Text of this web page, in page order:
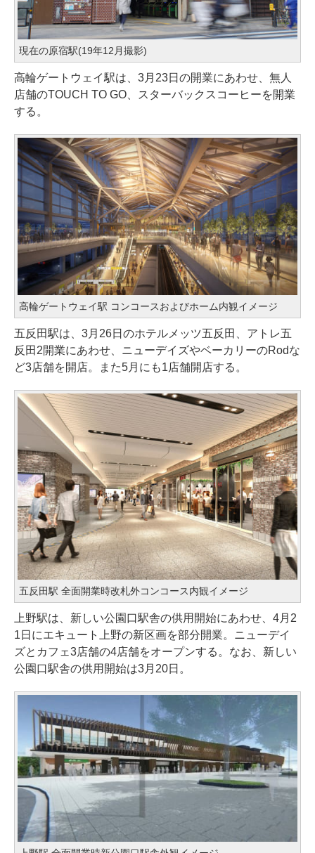
現在の原宿駅(19年12月撮影)
高輪ゲートウェイ駅は、3月23日の開業にあわせ、無人
店舗のTOUCH TO GO、スターバックスコーヒーを開業
する。
高輪ゲートウェイ駅 コンコースおよびホーム内観イメージ
五反田駅は、3月26日のホテルメッツ五反田、アトレ五
反田2開業にあわせ、ニューデイズやベーカリーのRodな
ど3店舗を開店。また5月にも1店舗開店する。
五反田駅 全面開業時改札外コンコース内観イメージ
上野駅は、新しい公園口駅舎の供用開始にあわせ、4月2
1日にエキュート上野の新区画を部分開業。ニューデイ
ズとカフェ3店舗の4店舗をオープンする。なお、新しい
公園口駅舎の供用開始は3月20日。